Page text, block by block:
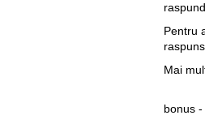
Pentru
Mai
bonus